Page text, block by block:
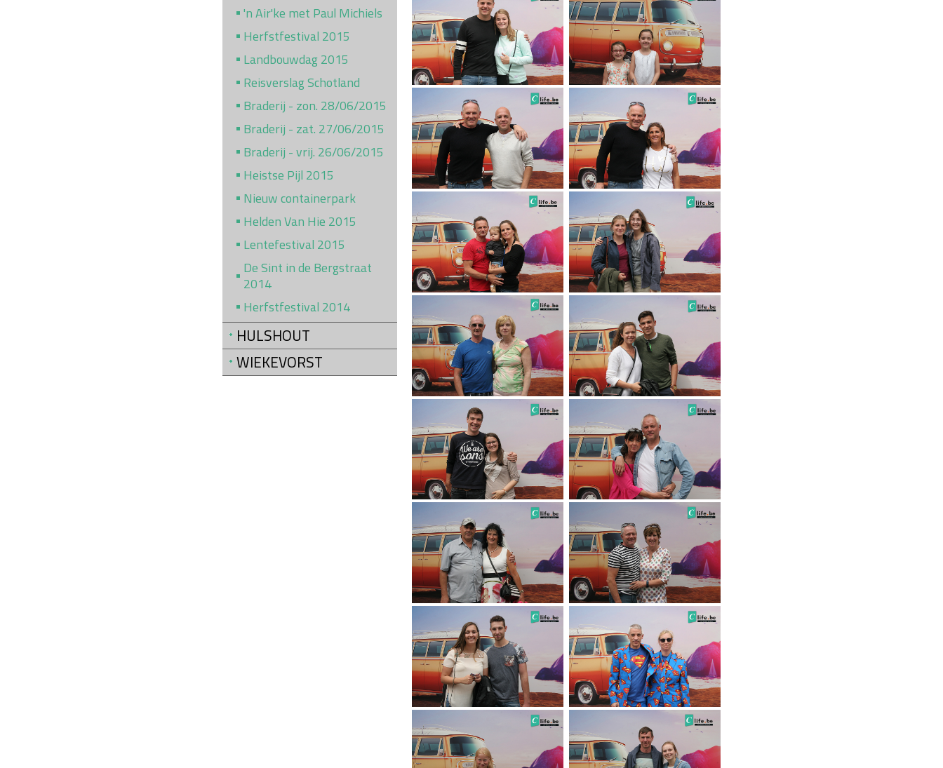
'n Air'ke met Paul Michiels
Herfstfestival 2015
Landbouwdag 2015
Reisverslag Schotland
Braderij - zon. 28/06/2015
Braderij - zat. 27/06/2015
Braderij - vrij. 26/06/2015
Heistse Pijl 2015
Nieuw containerpark
Helden Van Hie 2015
Lentefestival 2015
De Sint in de Bergstraat
2014
Herfstfestival 2014
HULSHOUT
WIEKEVORST